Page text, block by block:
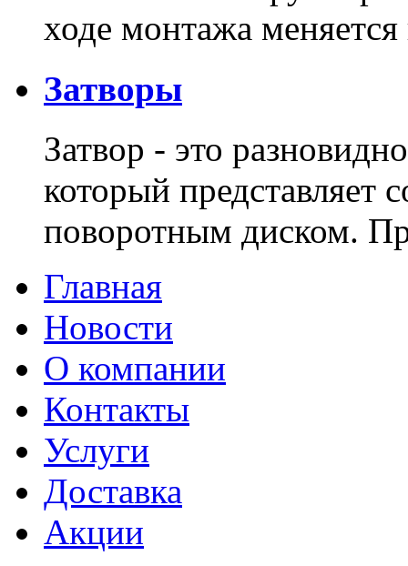
ходе монтажа
Затворы
Затвор - это
который представляет
поворотным диском.
Главная
Новости
О компании
Контакты
Услуги
Доставка
Акции